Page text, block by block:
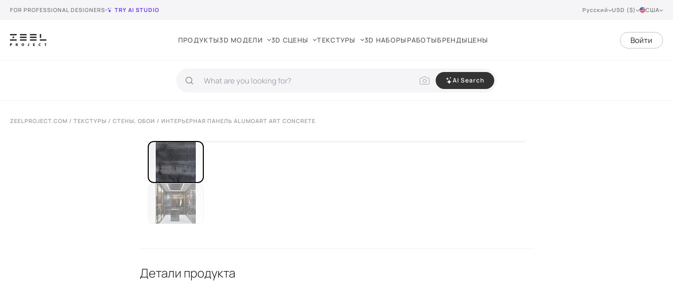
FOR PROFESSIONAL DESIGNERS TRY AI STUDIO Русский USD ($) США
ПРОДУКТЫ3D МОДЕЛИ 3D СЦЕНЫ ТЕКСТУРЫ 3D НАБОРЫ РАБОТЫБРЕНДЫЦЕНЫ Войти
AI Search
ZEELPROJECT.COM / ТЕКСТУРЫ / СТЕНЫ, ОБОИ / ИНТЕРЬЕРНАЯ ПАНЕЛЬ ALUMOART ART CONCRETE
Детали продукта